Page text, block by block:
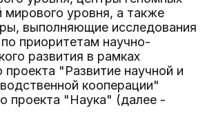
мирового уровня, а также
выполняющие исследования
приоритетам научно-
развития в рамках
проекта "Развитие научной и
кооперации"
проекта "Наука" (далее -